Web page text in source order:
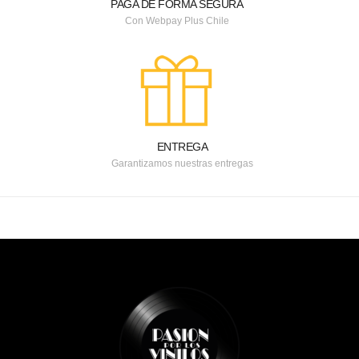
PAGA DE FORMA SEGURA
Con Webpay Plus Chile
ENTREGA
Garantizamos nuestras entregas